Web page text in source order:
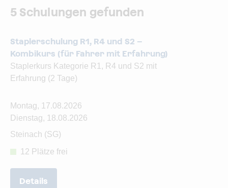
5 Schulungen gefunden
Staplerschulung R1, R4 und S2 –
Kombikurs (für Fahrer mit Erfahrung)
Staplerkurs Kategorie R1, R4 und S2 mit
Erfahrung (2 Tage)
Montag, 17.08.2026
Dienstag, 18.08.2026
Steinach (SG)
12 Plätze frei
Details